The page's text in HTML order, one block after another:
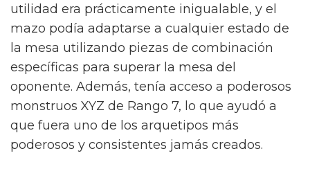
utilidad era prácticamente inigualable, y el
mazo podía adaptarse a cualquier estado de
la mesa utilizando piezas de combinación
específicas para superar la mesa del
oponente. Además, tenía acceso a poderosos
monstruos XYZ de Rango 7, lo que ayudó a
que fuera uno de los arquetipos más
poderosos y consistentes jamás creados.